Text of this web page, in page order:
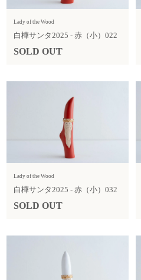
Lady of the Wood
白樺サンタ2025 - 赤（小）022
SOLD OUT
Lady of the Wood
白樺サンタ2025 - 赤（小）032
SOLD OUT